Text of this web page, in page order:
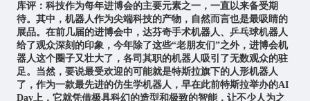
库评：科技作为每年进博会的主要元素之一，一直以来备受期
待。其中，机器人作为尖端科技的产物，自然而言也是最吸睛的
展品。在前几届的进博会中，达芬奇手术机器人、乒乓球机器人
给了观众深刻的印象，今年除了这些“老朋友们”之外，进博会机
器人这个圈子又壮大了，各司其职的机器人吸引了无数观众的驻
足。当然，要说最受欢迎的可能就是特斯拉旗下的人形机器人
了，作为一款最先进的仿生学机器人，早在此前特斯拉举办的AI
Day上，它就凭借极具科幻的造型和极致的智能，让不少人为之